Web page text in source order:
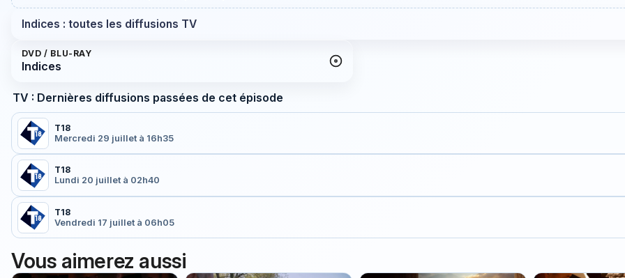
Indices : toutes les diffusions TV
DVD / BLU-RAY
Indices
TV : Dernières diffusions passées de cet épisode
T18
Mercredi 29 juillet à 16h35
T18
Lundi 20 juillet à 02h40
T18
Vendredi 17 juillet à 06h05
Vous aimerez aussi